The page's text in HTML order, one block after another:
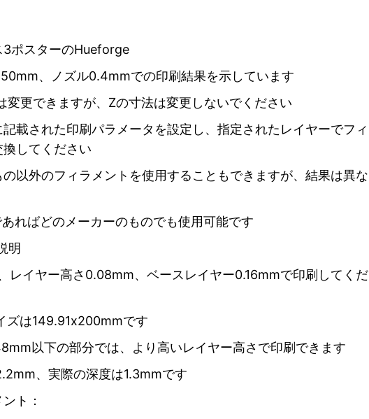
3ポスターのHueforge
、ノズル0.4mmでの印刷結果を示しています
変更できますが、Zの寸法は変更しないでください
記載された印刷パラメータを設定し、指定されたレイヤーでフィ
してください
以外のフィラメントを使用することもできますが、結果は異な
ればどのメーカーのものでも使用可能です
明
レイヤー高さ0.08mm、ベースレイヤー0.16mmで印刷してくだ
ズは149.91x200mmです
以下の部分では、より高いレイヤー高さで印刷できます
、実際の深度は1.3mmです
ト：